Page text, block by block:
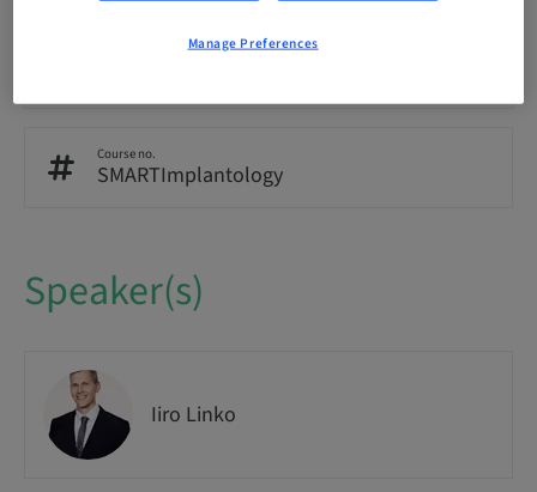
Course no.
SMARTImplantology
Speaker(s)
Iiro Linko
Manage Preferences